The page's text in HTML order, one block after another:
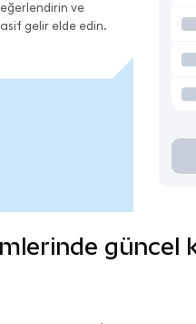
ve
gelir elde edin.
güncel